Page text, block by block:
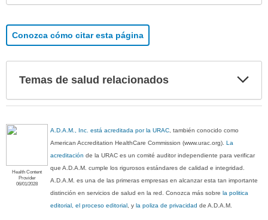
Conozca cómo citar esta página
Temas de salud relacionados
Health Content
Provider
06/01/2028
A.D.A.M., Inc. está acreditada por la URAC, también conocido como
American Accreditation HealthCare Commission (www.urac.org). La
acreditación de la URAC es un comité auditor independiente para verificar
que A.D.A.M. cumple los rigurosos estándares de calidad e integridad.
A.D.A.M. es una de las primeras empresas en alcanzar esta tan importante
distinción en servicios de salud en la red. Conozca más sobre la politica
editorial, el proceso editorial , y la poliza de privacidad de A.D.A.M.